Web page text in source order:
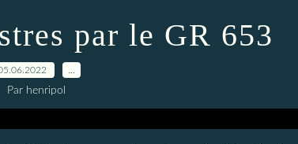
par le GR 653
Par henripol